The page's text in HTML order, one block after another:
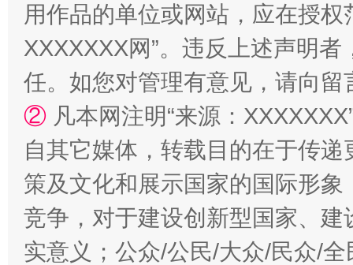
扯下公款旅游的“隐身衣” 如何以
用作品的单位或网站，应在授
XXXXXXX网”。违反上述声明
任。如您对管理有意见，请向
② 凡本网注明“来源：
自其它媒体，转载目的在于传
策及文化和展示国家的国际形
竞争，对于建设创新型国家、
实意义；公众/公民/大众/民众/